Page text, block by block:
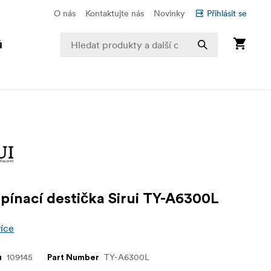
O nás Kontaktujte nás Novinky Přihlásit se
destička Sirui TY-A6300L
109145 Part Number
TY-A6300L